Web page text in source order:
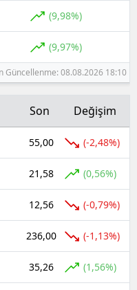
Batman
Şırnak
Bartın
Yalova
Karabük
Kilis
Osmaniye
Düzce
(9,98%)
(9,97%)
Güncellenme: 08.08.2026 18:10
Son Değişim
55,00 (-2,48%)
21,58 (0,56%)
12,56 (-0,79%)
236,00 (-1,13%)
35,26 (1,56%)